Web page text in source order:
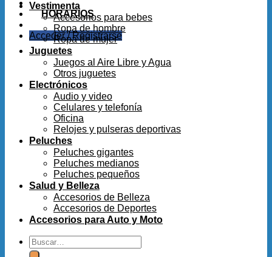
HORARIOS
Acceder / Registrarse
Vestimenta
Accesorios para bebes
Ropa de hombre
Ropa de mujer
Juguetes
Juegos al Aire Libre y Agua
Otros juguetes
Electrónicos
Audio y video
Celulares y telefonía
Oficina
Relojes y pulseras deportivas
Peluches
Peluches gigantes
Peluches medianos
Peluches pequeños
Salud y Belleza
Accesorios de Belleza
Accesorios de Deportes
Accesorios para Auto y Moto
Buscar
por: